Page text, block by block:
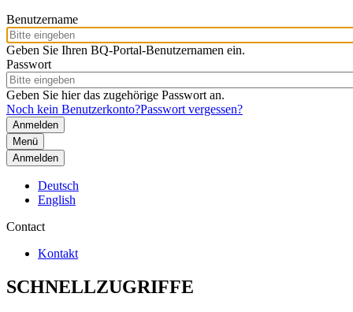
Benutzername
Geben Sie Ihren BQ-Portal-Benutzernamen ein.
Passwort
Geben Sie hier das zugehörige Passwort an.
Noch kein Benutzerkonto?Passwort vergessen?
Menü
Anmelden
Deutsch
English
Contact
Kontakt
SCHNELLZUGRIFFE